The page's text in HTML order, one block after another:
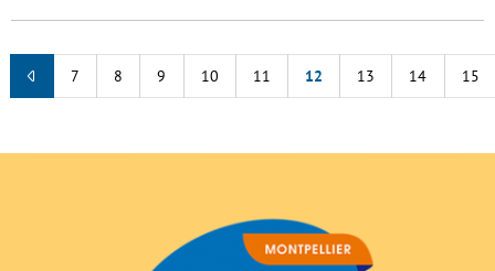
7 8 9 10 11 12 13 14 15